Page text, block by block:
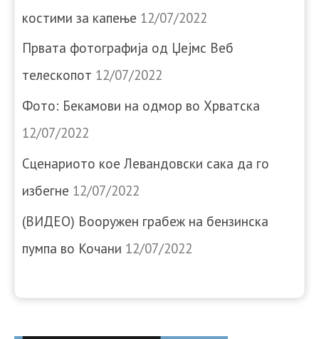
костими за капење 12/07/2022
Првата фотографија од Џејмс Веб
телескопот 12/07/2022
Фото: Бекамови на одмор во Хрватска
12/07/2022
Сценариото кое Левандовски сака да го
избегне 12/07/2022
(ВИДЕО) Вооружен грабеж на бензинска
пумпа во Кочани 12/07/2022